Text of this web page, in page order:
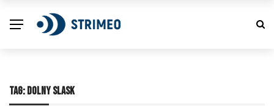
TAG: DOLNY SLASK